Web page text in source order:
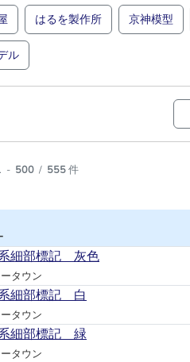
はるを製作所 京神模型
ル
- 500 / 555件
細部標記 灰色
タウン
細部標記 白
タウン
細部標記 緑
タウン